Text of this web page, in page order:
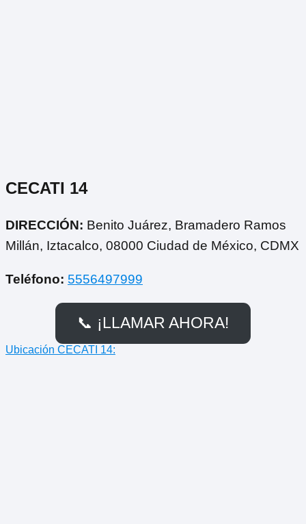
CECATI 14
DIRECCIÓN: Benito Juárez, Bramadero Ramos
Millán, Iztacalco, 08000 Ciudad de México, CDMX
Teléfono: 5556497999
📞 ¡LLAMAR AHORA!
Ubicación CECATI 14: